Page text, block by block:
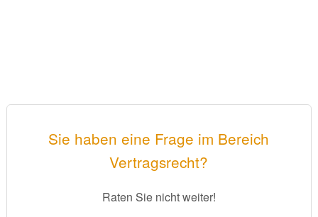
Sie haben eine Frage im Bereich
Vertragsrecht?
Raten Sie nicht weiter!